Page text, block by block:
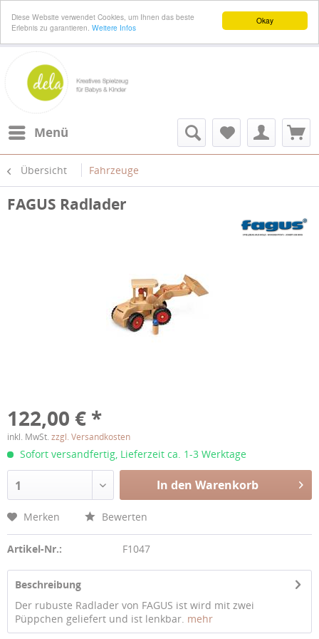
Okay
Diese Website verwendet Cookies, um Ihnen das beste
Erlebnis zu garantieren. Weitere Infos
Menü
Übersicht Fahrzeuge
FAGUS Radlader
122,00 € *
inkl. MwSt. zzgl. Versandkosten
Sofort versandfertig, Lieferzeit ca. 1-3 Werktage
1 In den Warenkorb
Merken Bewerten
Artikel-Nr.: F1047
Beschreibung
Der rubuste Radlader von FAGUS ist wird mit zwei
Püppchen geliefert und ist lenkbar. mehr